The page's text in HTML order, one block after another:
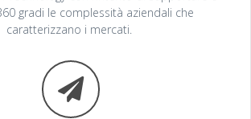
gradi le complessità aziendali che
caratterizzano i mercati.